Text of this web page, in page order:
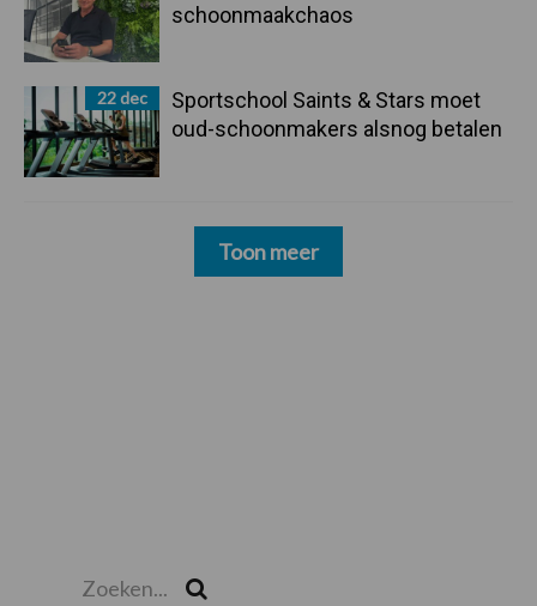
schoonmaakchaos
22 dec
Sportschool Saints & Stars moet
oud-schoonmakers alsnog betalen
Toon meer